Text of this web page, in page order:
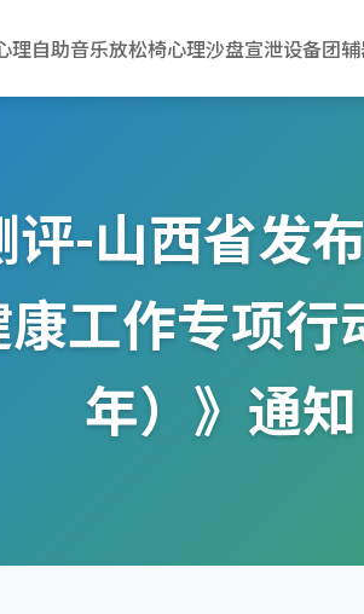
理自助音乐放松椅心理沙盘宣泄设备团
-山西省发
工作专项
年）》通知